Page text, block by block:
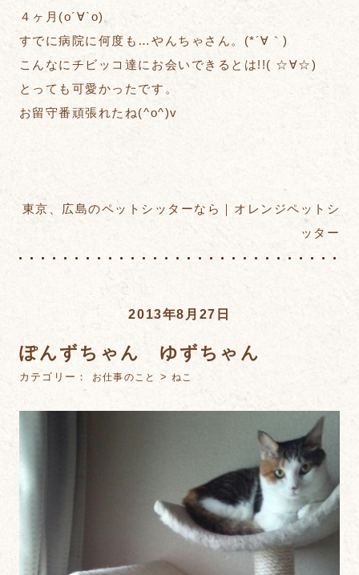
４ヶ月(о´∀`о)
すでに病院に何度も…やんちゃさん。(*´∀｀)
こんなにチビッコ達にお会いできるとは!!( ☆∀☆)
とっても可愛かったです。
お留守番頑張れたね(^o^)v
東京、広島のペットシッターなら｜オレンジペットシ
ッター
2013年8月27日
ぽんずちゃん ゆずちゃん
カテゴリー： お仕事のこと >ねこ